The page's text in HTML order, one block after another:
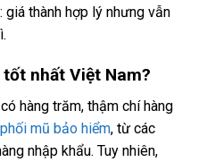
giá thành hợp lý nhưng vẫn
nhất Việt Nam?
hàng trăm, thậm chí hàng
mũ bảo hiểm, từ các
nhập khẩu. Tuy nhiên,